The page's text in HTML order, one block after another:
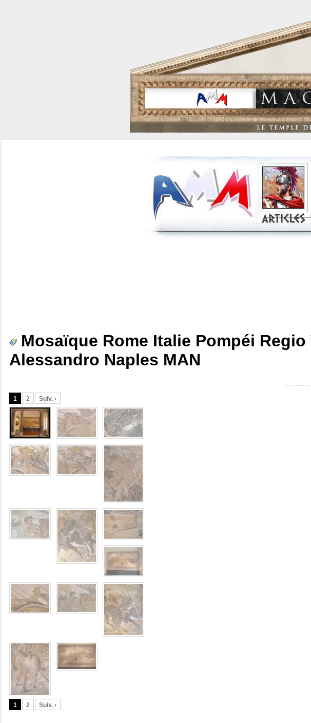
Mosaïque Rome Italie Pompéi
Alessandro Naples MAN
1 2 Suiv. ›
1 2 Suiv. ›